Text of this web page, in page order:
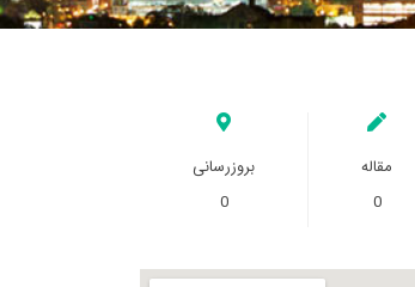
مقاله
0
بروزرسانی
0